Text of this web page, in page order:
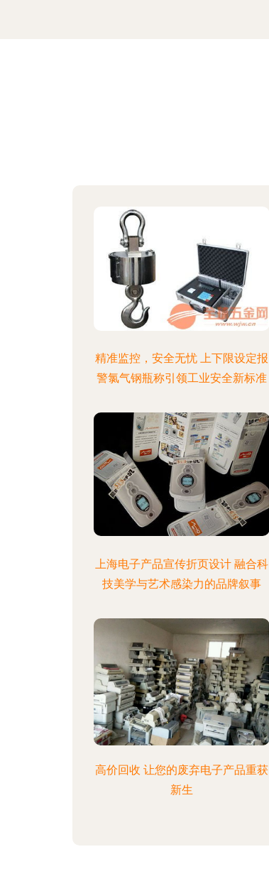
精准监控，安全无忧 上下限设定报
警氯气钢瓶称引领工业安全新标准
上海电子产品宣传折页设计 融合科
技美学与艺术感染力的品牌叙事
高价回收 让您的废弃电子产品重获
新生